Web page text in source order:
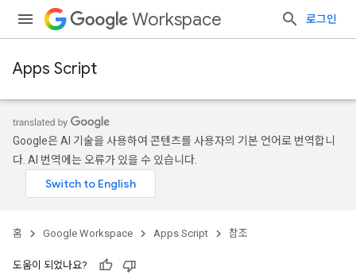
Workspace 로그인
Apps Script
Google은 AI 기술을 사용하여 콘텐츠를 사용자의 기본 언어로 번역합니
다. AI 번역에는 오류가 있을 수 있습니다.
홈 Google Workspace Apps Script 참조
도움이 되었나요?